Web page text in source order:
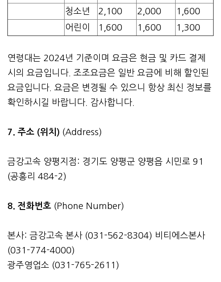
청소년 2,100 2,000
1,600
어린이
1,600 1,600 1,300
연령대는 2024년 기준이며 요금은 현금 및 카드 결제
시의 요금입니다. 조조요금은 일반 요금에 비해 할인된
요금입니다. 요금은 변경될 수 있으니 항상 최신 정보를
확인하시길 바랍니다. 감사합니다.
7. 주소 (위치) (Address)
금강고속 양평지점: 경기도 양평군 양평읍 시민로 91
(공흥리 484-2)
8. 전화번호 (Phone Number)
본사: 금강고속 본사 (031-562-8304) 비티에스본사
(031-774-4000)
광주영업소 (031-765-2611)